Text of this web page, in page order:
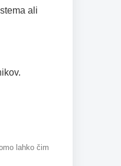
ali
lahko čim